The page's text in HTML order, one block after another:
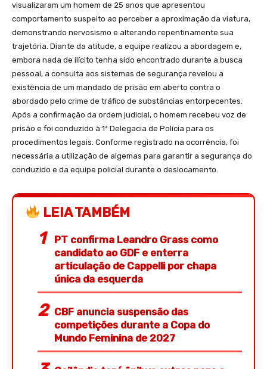
visualizaram um homem de 25 anos que apresentou
comportamento suspeito ao perceber a aproximação da viatura,
demonstrando nervosismo e alterando repentinamente sua
trajetória. Diante da atitude, a equipe realizou a abordagem e,
embora nada de ilícito tenha sido encontrado durante a busca
pessoal, a consulta aos sistemas de segurança revelou a
existência de um mandado de prisão em aberto contra o
abordado pelo crime de tráfico de substâncias entorpecentes.
Após a confirmação da ordem judicial, o homem recebeu voz de
prisão e foi conduzido à 1ª Delegacia de Polícia para os
procedimentos legais. Conforme registrado na ocorrência, foi
necessária a utilização de algemas para garantir a segurança do
conduzido e da equipe policial durante o deslocamento.
LEIA TAMBÉM
PT confirma Leandro Grass como
candidato ao GDF e enterra
articulação de Cappelli por chapa
única da esquerda
CBF anuncia suspensão das
competições durante a Copa do
Mundo Feminina de 2027